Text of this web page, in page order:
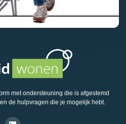
met ondersteuning die is afgestemd
de hulpvragen die je mogelijk hebt.